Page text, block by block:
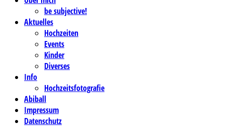
be subjective!
Aktuelles
Hochzeiten
Events
Kinder
Diverses
Info
Hochzeitsfotografie
Abiball
Impressum
Datenschutz